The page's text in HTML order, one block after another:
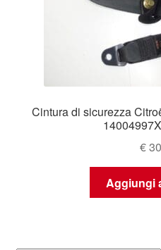
Cintura di sicurezza
€
Aggiungi